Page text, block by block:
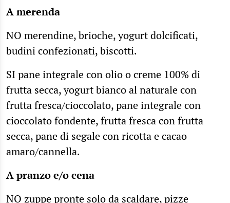
A merenda
NO merendine, brioche, yogurt dolcificati,
budini confezionati, biscotti.
SI pane integrale con olio o creme 100% di
frutta secca, yogurt bianco al naturale con
frutta fresca/cioccolato, pane integrale con
cioccolato fondente, frutta fresca con frutta
secca, pane di segale con ricotta e cacao
amaro/cannella.
A pranzo e/o cena
NO zuppe pronte solo da scaldare, pizze